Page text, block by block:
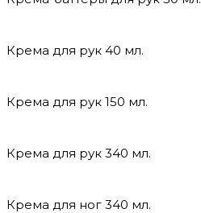
Крема для рук 40 мл.
Крема для рук 150 мл.
Крема для рук 340 мл.
Крема для ног 340 мл.